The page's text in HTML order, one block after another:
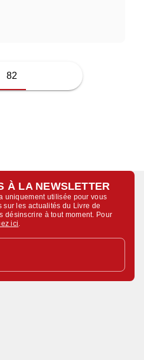
82
À LA NEWSLETTER
uniquement utilisée pour vous
sur les actualités du Livre de
désinscrire à tout moment. Pour
ici